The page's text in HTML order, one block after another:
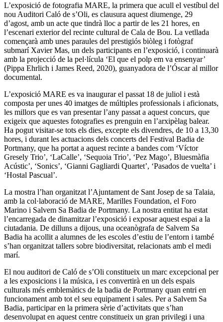
L’exposició de fotografia MARE, la primera que acull el vestíbul del
nou Auditori Caló de s’Oli, es clausura aquest diumenge, 29
d’agost, amb un acte que tindrà lloc a partir de les 21 hores, en
l’escenari exterior del recinte cultural de Cala de Bou. La vetllada
començarà amb unes paraules del prestigiós biòleg i fotògraf
submarí Xavier Mas, un dels participants en l’exposició, i continuarà
amb la projecció de la pel·lícula ‘El que el polp em va ensenyar’
(Pippa Ehrlich i James Reed, 2020), guanyadora de l’Óscar al millor
documental.
L’exposició MARE es va inaugurar el passat 18 de juliol i està
composta per unes 40 imatges de múltiples professionals i aficionats,
les millors que es van presentar l’any passat a aquest concurs, que
exigeix que aquestes fotografies es prenguin en l’arxipèlag balear.
Ha pogut visitar-se tots els dies, excepte els divendres, de 10 a 13,30
hores, i durant les actuacions dels concerts del Festival Badia de
Portmany, que ha portat a aquest recinte a bandes com ‘Víctor
Gresely Trio’, ‘LaCalle’, ‘Sequoia Trio’, ‘Pez Mago’, Bluesmàfia
Acústic’, ‘Sonics’, ‘Gianni Gagliardi Quartet’, ‘Pasados de vuelta’ i
‘Hostal Pascual’.
La mostra l’han organitzat l’Ajuntament de Sant Josep de sa Talaia,
amb la col·laboració de MARE, Marilles Foundation, el Foro
Marino i Salvem Sa Badia de Portmany. La nostra entitat ha estat
l’encarregada de dinamitzar l’exposició i exposar aquest espai a la
ciutadania. De dilluns a dijous, una oceanògrafa de Salvem Sa
Badia ha acollit a alumnes de les escoles d’estiu de l’entorn i també
s’han organitzat tallers sobre biodiversitat, relacionats amb el medi
marí.
El nou auditori de Caló de s’Oli constitueix un marc excepcional per
a les exposicions i la música, i es convertirà en un dels espais
culturals més emblemàtics de la badia de Portmany quan entri en
funcionament amb tot el seu equipament i sales. Per a Salvem Sa
Badia, participar en la primera sèrie d’activitats que s’han
desenvolupat en aquest centre constitueix un gran privilegi i una